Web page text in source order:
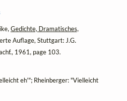
Gedichte, Dramatisches,
Auflage, Stuttgart: J.G.
1961, page 103.
eh'"; Rheinberger: "Vielleicht